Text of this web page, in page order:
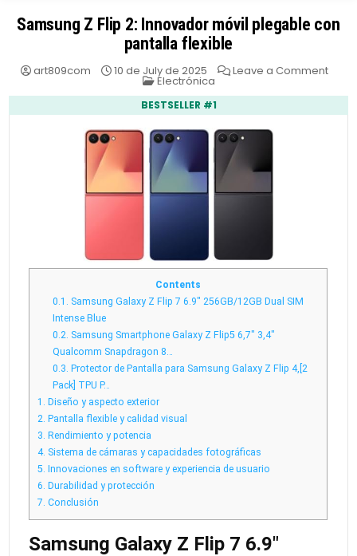
Samsung Z Flip 2: Innovador móvil plegable con
pantalla flexible
art809com 10 de July de 2025 Leave a Commenton
Flip
2:
Posted
Electrónica
BESTSELLER #1
Contents
0.1. Samsung Galaxy Z Flip 7 6.9″ 256GB/12GB Dual SIM
Intense Blue
0.2. Samsung Smartphone Galaxy Z Flip5 6,7″ 3,4″
Qualcomm Snapdragon 8…
0.3. Protector de Pantalla para Samsung Galaxy Z Flip 4,[2
Pack] TPU P…
1. Diseño y aspecto exterior
2. Pantalla flexible y calidad visual
3. Rendimiento y potencia
4. Sistema de cámaras y capacidades fotográficas
5. Innovaciones en software y experiencia de usuario
6. Durabilidad y protección
7. Conclusión
Samsung Galaxy Z Flip 7 6.9″